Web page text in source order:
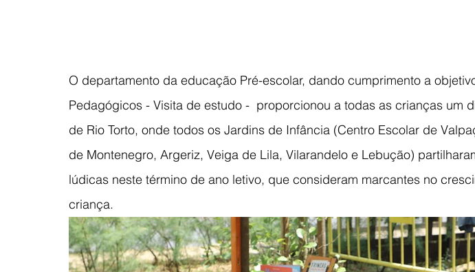
O departamento da educação Pré-escolar, dando cumprimento a
Pedagógicos - Visita de estudo -  proporcionou a todas as crianças um
de Rio Torto, onde todos os Jardins de Infância (Centro Escolar de
de Montenegro, Argeriz, Veiga de Lila, Vilarandelo e Lebução)
lúdicas neste término de ano letivo, que consideram marcantes no
criança.